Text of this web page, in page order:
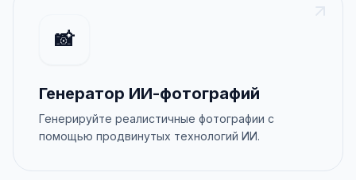
📸
Генератор ИИ-фотографий
Генерируйте реалистичные фотографии с
помощью продвинутых технологий ИИ.